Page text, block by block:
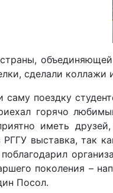
сделали
саму поездку
горячо
иметь
выставка, так
поколения –
Посол.